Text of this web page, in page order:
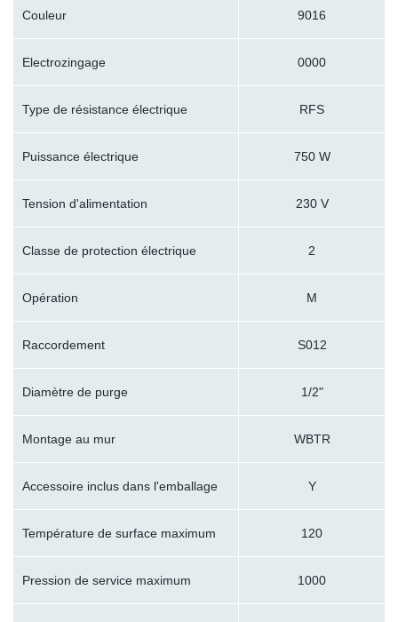
Couleur 9016
Electrozingage 0000
Type de résistance électrique RFS
Puissance électrique 750 W
Tension d'alimentation 230 V
Classe de protection électrique 2
Opération M
Raccordement S012
Diamètre de purge 1/2"
Montage au mur WBTR
Accessoire inclus dans l'emballage Y
Température de surface maximum 120
Pression de service maximum 1000